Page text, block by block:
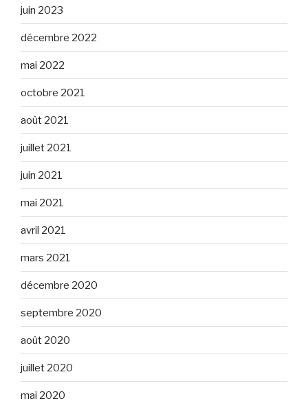
juin 2023
décembre 2022
mai 2022
octobre 2021
août 2021
juillet 2021
juin 2021
mai 2021
avril 2021
mars 2021
décembre 2020
septembre 2020
août 2020
juillet 2020
mai 2020